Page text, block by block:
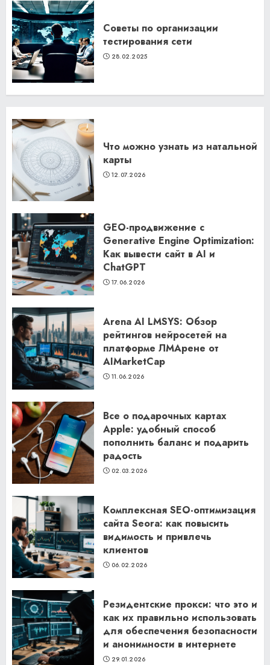
Советы по организации
тестирования сети
28.02.2025
Что можно узнать из натальной
карты
12.07.2026
GEO-продвижение с
Generative Engine Optimization:
Как вывести сайт в AI и
ChatGPT
17.06.2026
Arena AI LMSYS: Обзор
рейтингов нейросетей на
платформе ЛМАрене от
AIMarketCap
11.06.2026
Все о подарочных картах
Apple: удобный способ
пополнить баланс и подарить
радость
02.03.2026
Комплексная SEO-оптимизация
сайта Seora: как повысить
видимость и привлечь
клиентов
06.02.2026
Резидентские прокси: что это и
как их правильно использовать
для обеспечения безопасности
и анонимности в интернете
29.01.2026